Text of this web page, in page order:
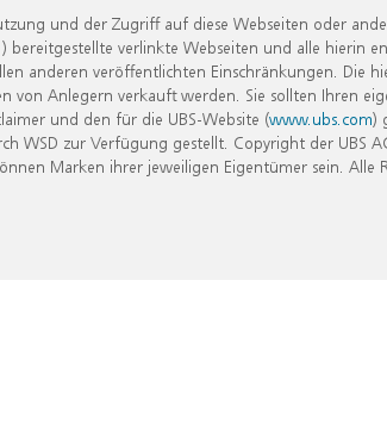
und der Zugriff auf diese Webseiten oder
verlinkte Webseiten und alle hierin
anderen veröffentlichten Einschränkungen. Die
Anlegern verkauft werden. Sie sollten Ihren
und den für die UBS-Website (www.ubs.com)
zur Verfügung gestellt. Copyright der UBS
Marken ihrer jeweiligen Eigentümer sein. Alle